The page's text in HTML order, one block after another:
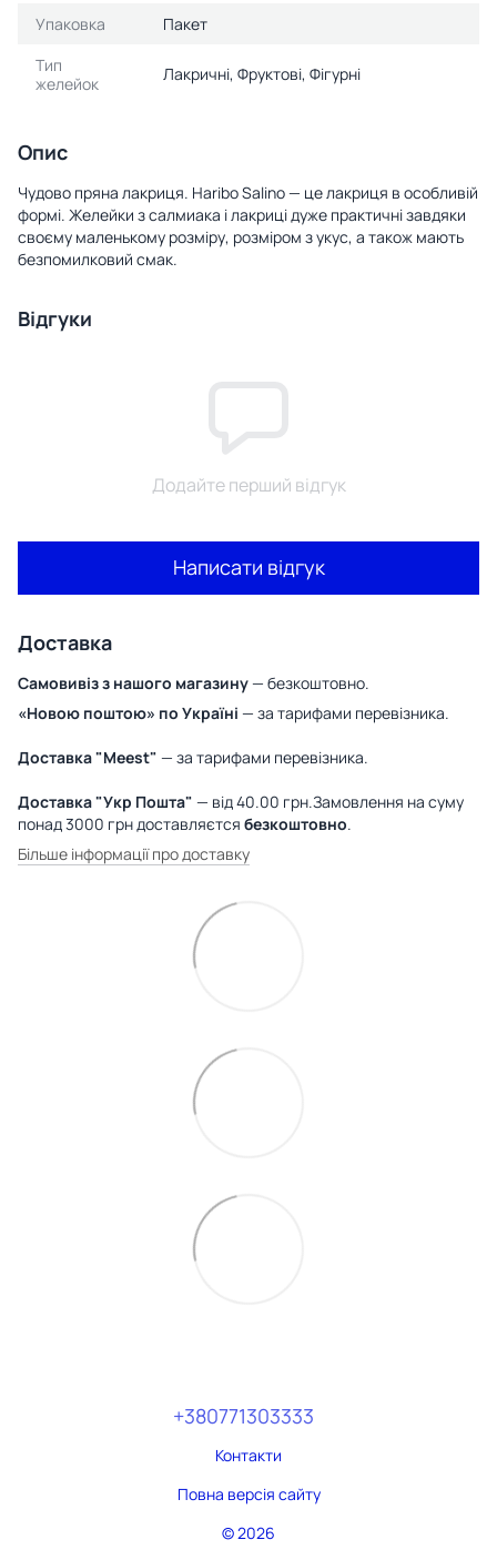
Упаковка
Пакет
Тип
желейок
Лакричні, Фруктові, Фігурні
Опис
Чудово пряна лакриця. Haribo Salino — це лакриця в особливій
формі. Желейки з салмиака і лакриці дуже практичні завдяки
своєму маленькому розміру, розміром з укус, а також мають
безпомилковий смак.
Відгуки
Додайте перший відгук
Написати відгук
Доставка
Самовивіз з нашого магазину— безкоштовно.
«Новою поштою» по Україні — за тарифами перевізника.
Доставка "Meest" — за тарифами перевізника.
Доставка "Укр Пошта" — від 40.00 грн.Замовлення на суму
понад 3000 грн доставляєтся безкоштовно.
Більше інформації про доставку
+380771303333
Контакти
Повна версія сайту
© 2026